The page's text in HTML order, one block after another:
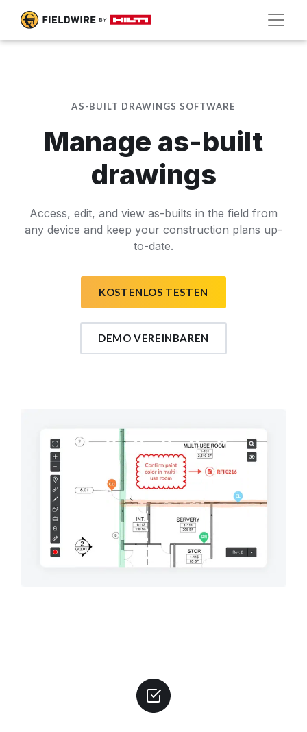
AS-BUILT DRAWINGS SOFTWARE
Manage as-built
drawings
Access, edit, and view as-builts in the field from
any device and keep your construction plans up-
to-date.
KOSTENLOS TESTEN
DEMO VEREINBAREN